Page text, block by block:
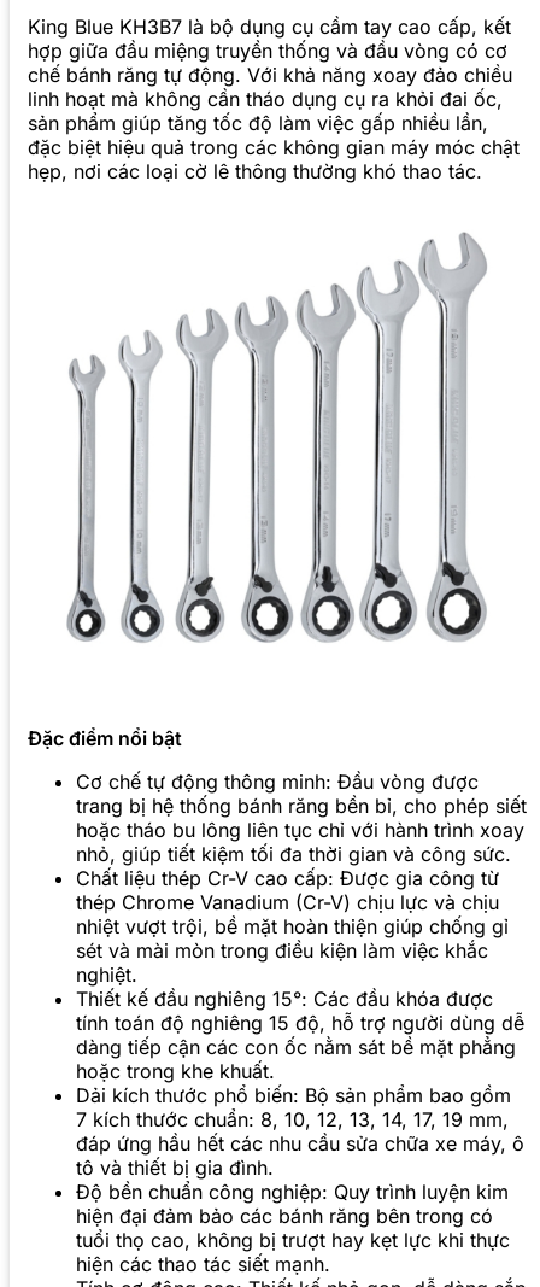
King Blue KH3B7 là bộ dụng cụ cầm tay cao cấp, kết
hợp giữa đầu miệng truyền thống và đầu vòng có cơ
chế bánh răng tự động. Với khả năng xoay đảo chiều
linh hoạt mà không cần tháo dụng cụ ra khỏi đai ốc,
sản phẩm giúp tăng tốc độ làm việc gấp nhiều lần,
đặc biệt hiệu quả trong các không gian máy móc chật
hẹp, nơi các loại cờ lê thông thường khó thao tác.
Đặc điểm nổi bật
Cơ chế tự động thông minh: Đầu vòng được
trang bị hệ thống bánh răng bền bỉ, cho phép siết
hoặc tháo bu lông liên tục chỉ với hành trình xoay
nhỏ, giúp tiết kiệm tối đa thời gian và công sức.
Chất liệu thép Cr-V cao cấp: Được gia công từ
thép Chrome Vanadium (Cr-V) chịu lực và chịu
nhiệt vượt trội, bề mặt hoàn thiện giúp chống gỉ
sét và mài mòn trong điều kiện làm việc khắc
nghiệt.
Thiết kế đầu nghiêng 15°: Các đầu khóa được
tính toán độ nghiêng 15 độ, hỗ trợ người dùng dễ
dàng tiếp cận các con ốc nằm sát bề mặt phẳng
hoặc trong khe khuất.
Dải kích thước phổ biến: Bộ sản phẩm bao gồm
7 kích thước chuẩn: 8, 10, 12, 13, 14, 17, 19 mm,
đáp ứng hầu hết các nhu cầu sửa chữa xe máy, ô
tô và thiết bị gia đình.
Độ bền chuẩn công nghiệp: Quy trình luyện kim
hiện đại đảm bảo các bánh răng bên trong có
tuổi thọ cao, không bị trượt hay kẹt lực khi thực
hiện các thao tác siết mạnh.